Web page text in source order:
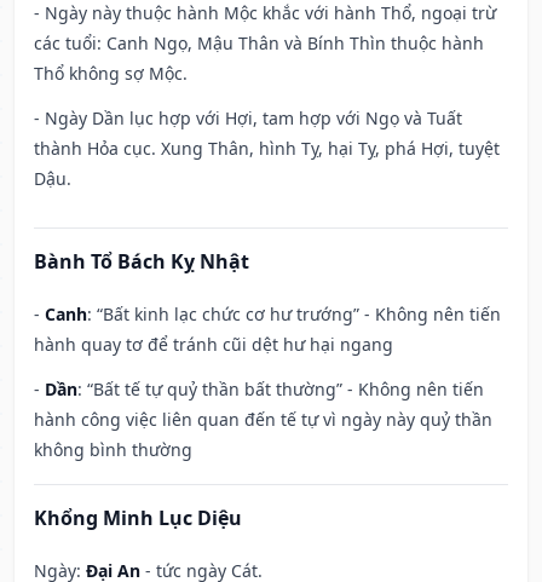
- Ngày này thuộc hành Mộc khắc với hành Thổ, ngoại trừ
các tuổi: Canh Ngọ, Mậu Thân và Bính Thìn thuộc hành
Thổ không sợ Mộc.
- Ngày Dần lục hợp với Hợi, tam hợp với Ngọ và Tuất
thành Hỏa cục. Xung Thân, hình Tỵ, hại Tỵ, phá Hợi, tuyệt
Dậu.
Bành Tổ Bách Kỵ Nhật
- Canh: “Bất kinh lạc chức cơ hư trướng” - Không nên tiến
hành quay tơ để tránh cũi dệt hư hại ngang
- Dần: “Bất tế tự quỷ thần bất thường” - Không nên tiến
hành công việc liên quan đến tế tự vì ngày này quỷ thần
không bình thường
Khổng Minh Lục Diệu
Ngày: Đại An - tức ngày Cát.